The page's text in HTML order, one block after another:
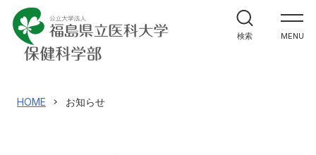
MENU
学部案内
学科紹介
大学院案内
検索
HOME お知らせ